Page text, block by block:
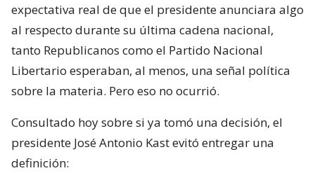
expectativa real de que el presidente anunciara algo
al respecto durante su última cadena nacional,
tanto Republicanos como el Partido Nacional
Libertario esperaban, al menos, una señal política
sobre la materia. Pero eso no ocurrió.
Consultado hoy sobre si ya tomó una decisión, el
presidente José Antonio Kast evitó entregar una
definición: